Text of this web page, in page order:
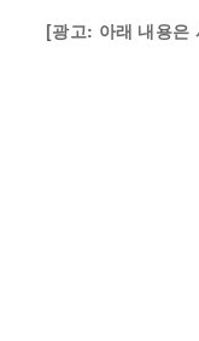
[광고: 아래 내용은